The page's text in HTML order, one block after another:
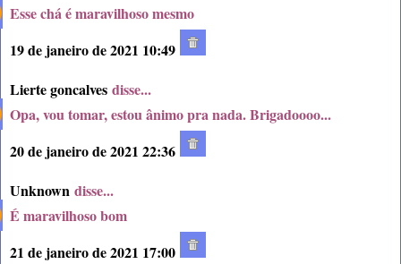
Esse chá é maravilhoso mesmo
19 de janeiro de 2021 10:49
Lierte goncalves disse...
Opa, vou tomar, estou ânimo pra nada. Brigadoooo...
20 de janeiro de 2021 22:36
Unknown disse...
É maravilhoso bom
21 de janeiro de 2021 17:00